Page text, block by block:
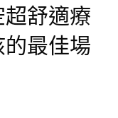
舒適療
最佳場